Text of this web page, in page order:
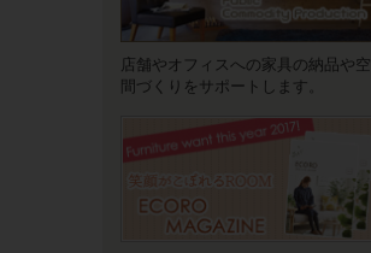
店舗やオフィスへの家具の納品や空
間づくりをサポートします。